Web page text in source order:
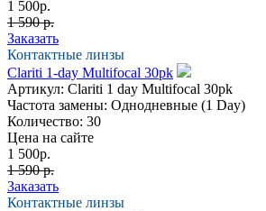
1 500р.
1 590 р.
Заказать
Контактные линзы
Clariti 1-day Multifocal 30pk
Артикул: Clariti 1 day Multifocal 30pk
Частота замены: Однодневные (1 Day)
Количество: 30
Цена на сайте
1 500р.
1 590 р.
Заказать
Контактные линзы